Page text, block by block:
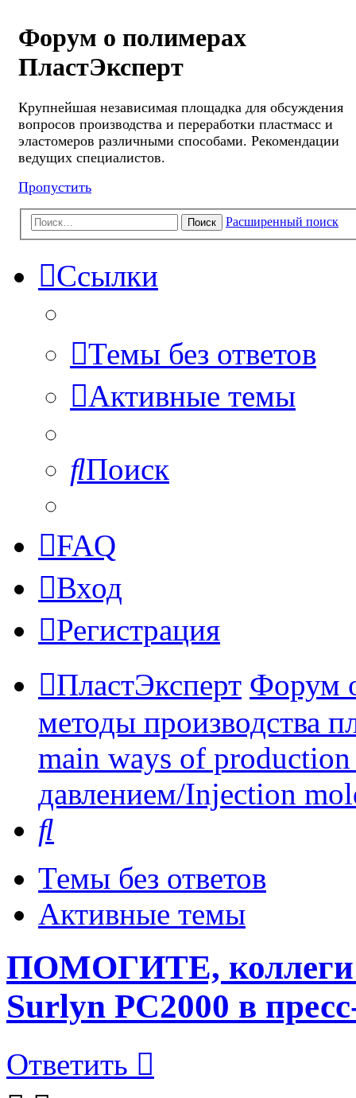
Форум о полимерах
ПластЭксперт
Крупнейшая независимая площадка для обсуждения
вопросов производства и переработки пластмасс и
эластомеров различными способами. Рекомендации
ведущих специалистов.
Пропустить
Поиск Расширенный поиск
Ссылки
Темы без ответов
Активные темы
Поиск
FAQ
Вход
Регистрация
ПластЭксперт Форум
методы производства
main ways of
давлением/Injection
Темы без ответов
Активные темы
ПОМОГИТЕ, коллеги -
Surlyn PC2000 в
Ответить